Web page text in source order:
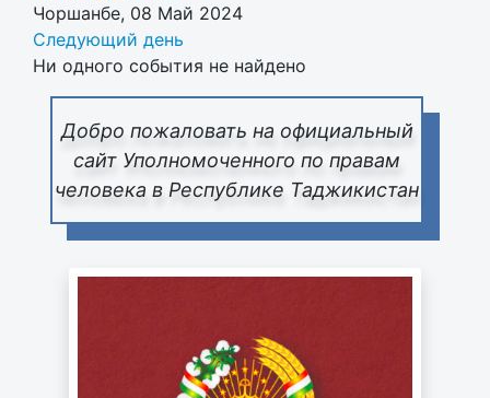
Добро пожаловать на официальный
сайт Уполномоченного по правам
человека в Республике Таджикистан
Чоршанбе, 08 Май 2024
Следующий день
Ни одного события не найдено